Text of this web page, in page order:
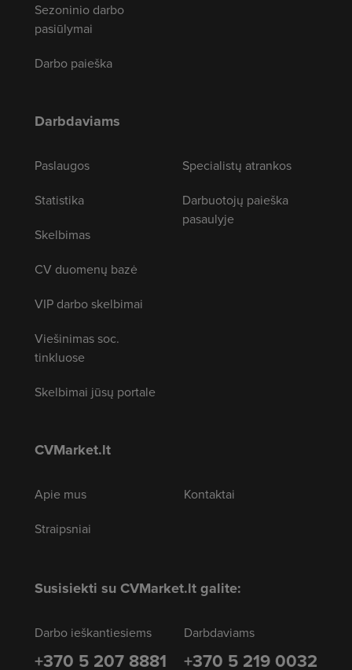
Sezoninio darbo
pasiūlymai
Darbo paieška
Darbdaviams
Paslaugos
Statistika
Skelbimas
CV duomenų bazė
VIP darbo skelbimai
Viešinimas soc.
tinkluose
Skelbimai jūsų portale
Specialistų atrankos
Darbuotojų paieška
pasaulyje
CVMarket.lt
Apie mus
Straipsniai
Kontaktai
Susisiekti su CVMarket.lt galite:
Darbo ieškantiesiems
+370 5 207 8881
Darbdaviams
+370 5 219 0032